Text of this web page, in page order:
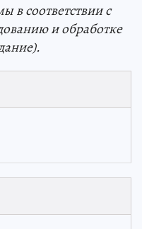
в соответствии с
и обработке